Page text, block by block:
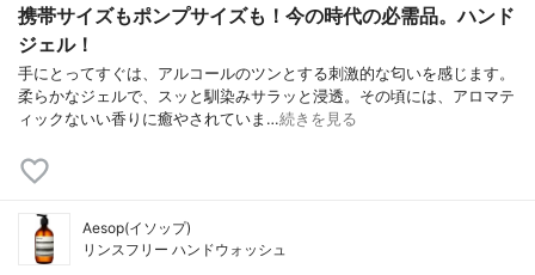
携帯サイズもポンプサイズも！今の時代の必需品。ハンド
ジェル！
手にとってすぐは、アルコールのツンとする刺激的な匂いを感じます。
柔らかなジェルで、スッと馴染みサラッと浸透。その頃には、アロマテ
ィックないい香りに癒やされていま…続きを見る
Aesop(イソップ)
リンスフリー ハンドウォッシュ